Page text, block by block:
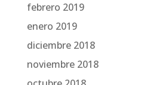
febrero 2019
enero 2019
diciembre 2018
noviembre 2018